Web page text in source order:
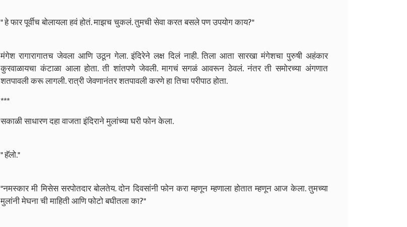
" हे फार पूर्वीच बोलायला हवं होतं. माझच चुकलं. तुमची सेवा करत बसले पण उपयोग काय?"
मंगेश रागारागातच जेवला आणि उठून गेला. इंदिरेने लक्ष दिलं नाही. तिला आता सारखा मंगेशचा पुरुषी अहंकार
कुरवाळायचा कंटाळा आला होता. ती शांतपणे जेवली. मागचं सगळं आवरून ठेवलं. नंतर ती समोरच्या अंगणात
शतपावली करू लागली. रात्री जेवणानंतर शतपावली करणे हा तिचा परीपाठ होता.
***
सकाळी साधारण दहा वाजता इंदिराने मुलांच्या घरी फोन केला.
" हॅलो."
"नमस्कार मी मिसेस सरपोतदार बोलतेय. दोन दिवसांनी फोन करा म्हणून म्हणाला होतात म्हणून आज केला. तुमच्या
मुलांनी मेघना ची माहिती आणि फोटो बघीतला का?"